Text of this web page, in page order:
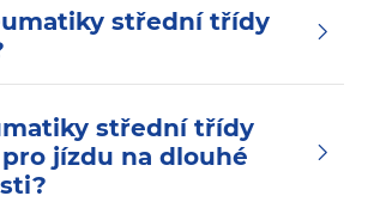
střední třídy
střední třídy
jízdu na dlouhé